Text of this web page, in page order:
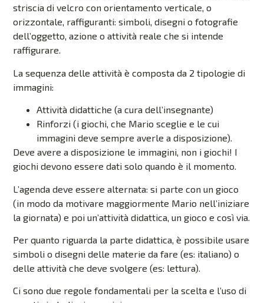
striscia di velcro con orientamento verticale, o
orizzontale, raffiguranti: simboli, disegni o fotografie
dell’oggetto, azione o attività reale che si intende
raffigurare.
La sequenza delle attività è composta da 2 tipologie di
immagini:
Attività didattiche (a cura dell’insegnante)
Rinforzi (i giochi, che Mario sceglie e le cui
immagini deve sempre averle a disposizione).
Deve avere a disposizione le immagini, non i giochi! I
giochi devono essere dati solo quando è il momento.
L’agenda deve essere alternata: si parte con un gioco
(in modo da motivare maggiormente Mario nell’iniziare
la giornata) e poi un’attività didattica, un gioco e così via.
Per quanto riguarda la parte didattica, è possibile usare
simboli o disegni delle materie da fare (es: italiano) o
delle attività che deve svolgere (es: lettura).
Ci sono due regole fondamentali per la scelta e l’uso di